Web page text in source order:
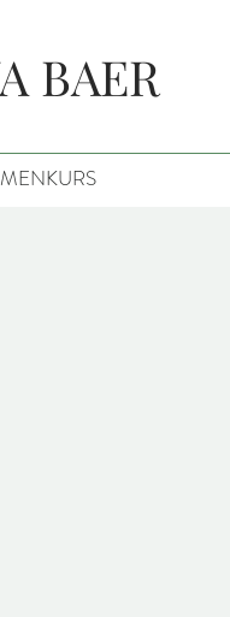
BAER